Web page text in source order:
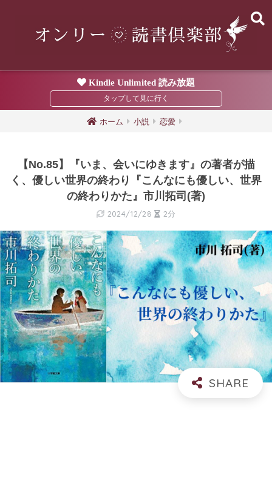
Kindle Unlimited 読み放題
ホーム 小説 恋愛
【No.85】『いま、会いにゆきます』の著者が描
く、優しい世界の終わり『こんなにも優しい、世界
の終わりかた』市川拓司(著)
2024/12/28 2分